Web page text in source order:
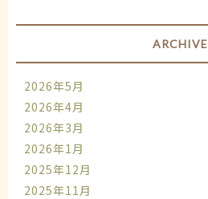
ARCHIVE
2026年5月
2026年4月
2026年3月
2026年1月
2025年12月
2025年11月